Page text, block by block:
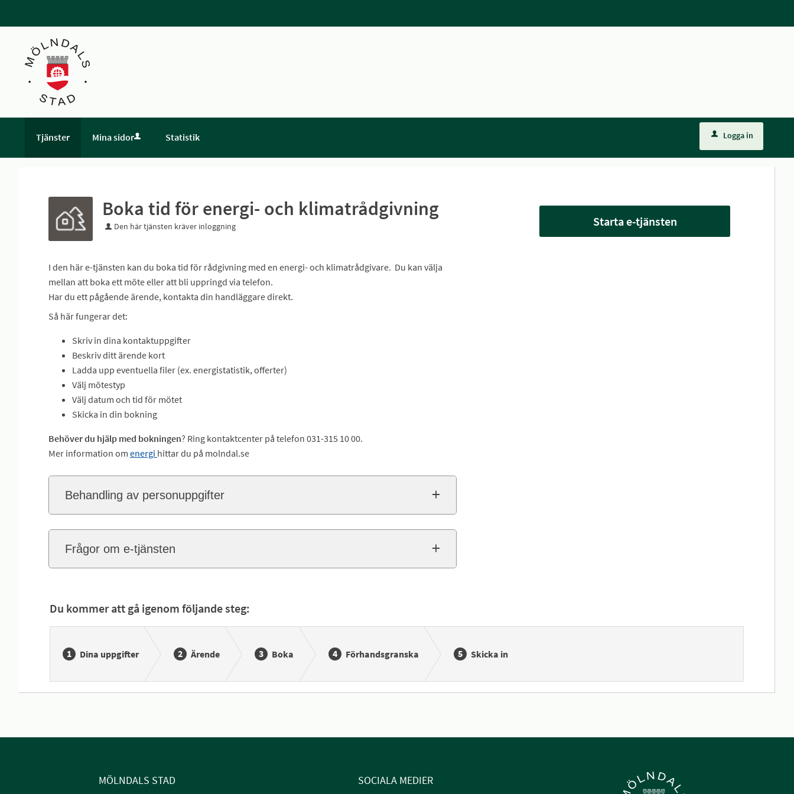
Tjänster Mina sidor Statistik Logga in
Boka tid för energi- och klimatrådgivning
Den här tjänsten kräver inloggning
I den här e-tjänsten kan du boka tid för rådgivning med en energi- och klimatrådgivare. Du kan välja
mellan att boka ett möte eller att bli uppringd via telefon.
Har du ett pågående ärende, kontakta din handläggare direkt.
Så här fungerar det:
Skriv in dina kontaktuppgifter
Beskriv ditt ärende kort
Ladda upp eventuella filer (ex. energistatistik, offerter)
Välj mötestyp
Välj datum och tid för mötet
Skicka in din bokning
Behöver du hjälp med bokningen? Ring kontaktcenter på telefon 031-315 10 00.
Mer information om energi hittar du på molndal.se
Behandling av personuppgifter
Frågor om e-tjänsten
Starta e-tjänsten
Du kommer att gå igenom följande steg:
Dina uppgifter Ärende Boka Förhandsgranska Skicka in
MÖLNDALS STAD
SOCIALA MEDIER